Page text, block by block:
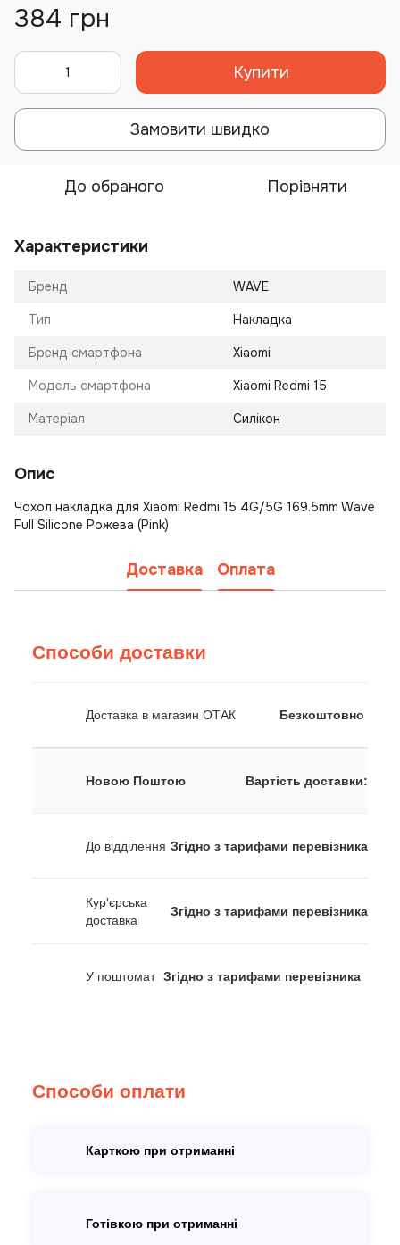
384 грн
Купити
Замовити швидко
До обраного Порівняти
Характеристики
Бренд WAVE
Тип Накладка
Бренд смартфона Xiaomi
Модель смартфона Xiaomi Redmi 15
Матеріал Силікон
Опис
Чохол накладка для Xiaomi Redmi 15 4G/5G 169.5mm Wave
Full Silicone Рожева (Pink)
Доставка Оплата
Способи доставки
Доставка в магазин ОТАК Безкоштовно
Новою Поштою Вартість доставки:
До відділення Згідно з тарифами перевізника
Кур'єрська
доставка
Згідно з тарифами перевізника
У поштомат Згідно з тарифами перевізника
Способи оплати
Карткою при отриманні
Готівкою при отриманні